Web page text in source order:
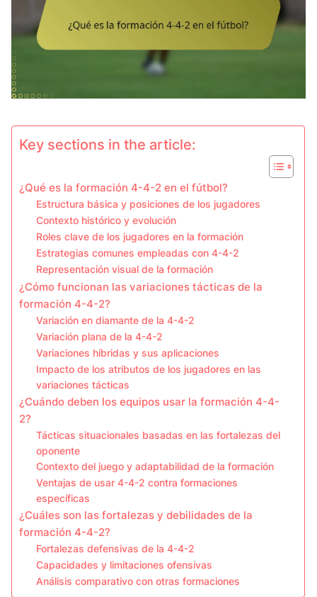
Key sections in the article:
¿Qué es la formación 4-4-2 en el fútbol?
Estructura básica y posiciones de los jugadores
Contexto histórico y evolución
Roles clave de los jugadores en la formación
Estrategias comunes empleadas con 4-4-2
Representación visual de la formación
¿Cómo funcionan las variaciones tácticas de la
formación 4-4-2?
Variación en diamante de la 4-4-2
Variación plana de la 4-4-2
Variaciones híbridas y sus aplicaciones
Impacto de los atributos de los jugadores en las
variaciones tácticas
¿Cuándo deben los equipos usar la formación 4-4-
2?
Tácticas situacionales basadas en las fortalezas del
oponente
Contexto del juego y adaptabilidad de la formación
Ventajas de usar 4-4-2 contra formaciones
específicas
¿Cuáles son las fortalezas y debilidades de la
formación 4-4-2?
Fortalezas defensivas de la 4-4-2
Capacidades y limitaciones ofensivas
Análisis comparativo con otras formaciones